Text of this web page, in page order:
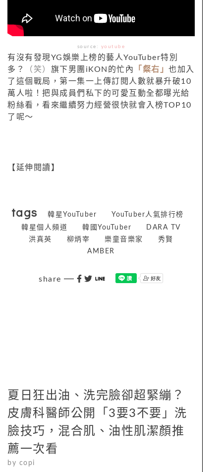
source: youtube
有沒有發現YG娛樂上榜的藝人YouTuber特別
多？
（笑） 旗下男團iKON的忙內 「粲右」 也加入
了這個戰局，第一集一上傳訂閱人數就暴升破10
萬人啦！把與成員們私下的可愛互動全都曝光給
粉絲看，看來繼續努力經營很快就會入榜TOP10
了呢～
【延伸閱讀】
tags 韓星YouTuber
YouTuber人氣排行榜
韓星個人頻道
韓國YouTuber
DARA TV
洪真英
柳炳宰 樂童音樂家
秀賢
AMBER
share
夏日狂出油、洗完臉卻超緊繃？
皮膚科醫師公開「3要3不要」洗
臉技巧，混合肌、油性肌潔顏推
薦一次看
by copi